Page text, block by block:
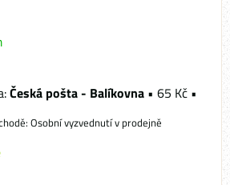
Česká pošta - Balíkovna • 65 Kč •
Osobní vyzvednutí v prodejně